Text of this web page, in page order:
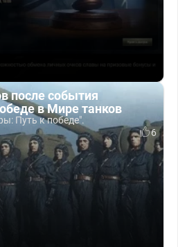
после события
в Мире танков
Путь к победе".
6